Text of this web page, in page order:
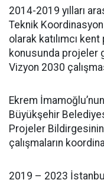
2014-2019 yılları
Teknik
olarak katılımcı
konusunda projeler
Vizyon 2030
Ekrem
Büyükşehir
Projeler
çalışmaların
2019 – 2023